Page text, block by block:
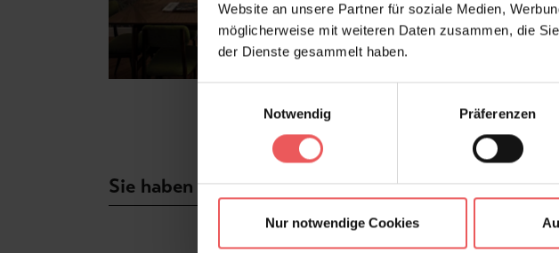
Website an unsere Partner für soziale Medien,
möglicherweise mit weiteren Daten zusammen, die
der Dienste gesammelt haben.
Notwendig
Präferenzen
Nur notwendige Cookies
Sie haben Fragen zum Produkt? Frage stellen